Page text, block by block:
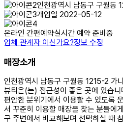
인천광역시 남동구 구월동
개업일 2022-05-12
온라인 간편예약실시간 예약 준비중
업체 관계자 이신가요?정보 수정
매장소개
인천광역시 남동구 구월동 1215-2 가
뷰티은(는) 접근성이 좋은 곳에 있습
편안한 분위기에서 이용할 수 있도록
서 꾸준히 이용할 매장을 찾는 분들에
구 주변에서 비교해보며 선택하실 때